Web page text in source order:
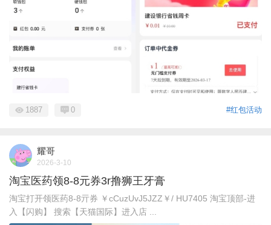
#红包活动
1887 0
耀哥
2026-3-10
淘宝医药领8-8元券3r撸狮王牙膏
淘宝打开领医药8-8亓券 ￥cCuzUvJ5JZZ￥/ HU7405 淘宝顶部-进
入【闪购】 搜索【天猫国际】进入店 ...